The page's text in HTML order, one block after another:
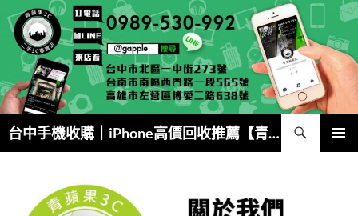
至
內
容
台中手機收購｜iPhone高價回收推薦【青蘋果3C】
搜
尋